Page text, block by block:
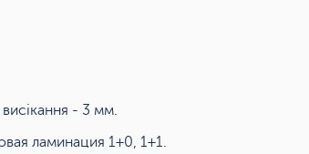
- 3 мм.
ламинация 1+0, 1+1.